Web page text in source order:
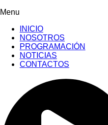
Menu
INICIO
NOSOTROS
PROGRAMACIÓN
NOTICIAS
CONTACTOS